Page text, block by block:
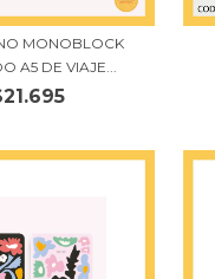
MONOBLOCK
A5 DE VIAJE...